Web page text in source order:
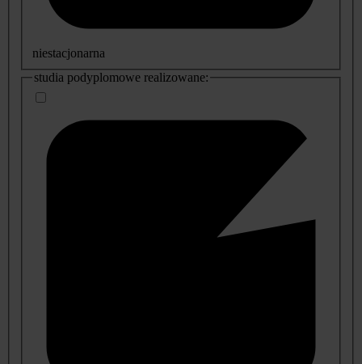
niestacjonarna
studia podyplomowe realizowane: